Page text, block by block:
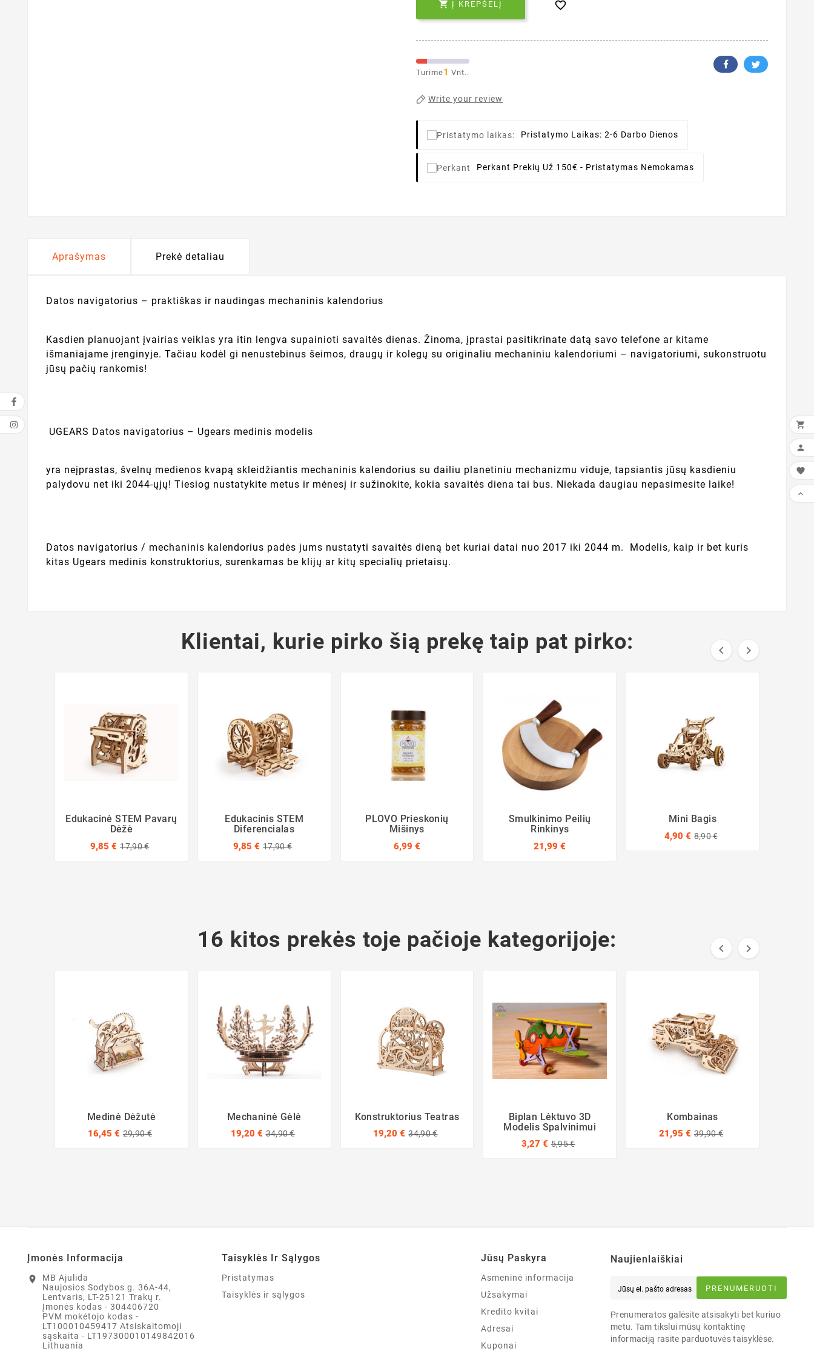
 Į KREPŠELĮ 
Turime1 Vnt..
Write your review
Pristatymo Laikas: 2-6 Darbo Dienos
Perkant Prekių Už 150€ - Pristatymas Nemokamas
Aprašymas Prekė detaliau
Datos navigatorius – praktiškas ir naudingas mechaninis kalendorius
Kasdien planuojant įvairias veiklas yra itin lengva supainioti savaitės dienas. Žinoma, įprastai pasitikrinate datą savo telefone ar kitame
išmaniajame įrenginyje. Tačiau kodėl gi nenustebinus šeimos, draugų ir kolegų su originaliu mechaniniu kalendoriumi – navigatoriumi, sukonstruotu
jūsų pačių rankomis!
UGEARS Datos navigatorius – Ugears medinis modelis
yra neįprastas, švelnų medienos kvapą skleidžiantis mechaninis kalendorius su dailiu planetiniu mechanizmu viduje, tapsiantis jūsų kasdieniu
palydovu net iki 2044-ųjų! Tiesiog nustatykite metus ir mėnesį ir sužinokite, kokia savaitės diena tai bus. Niekada daugiau nepasimesite laike!
Datos navigatorius / mechaninis kalendorius padės jums nustatyti savaitės dieną bet kuriai datai nuo 2017 iki 2044 m. Modelis, kaip ir bet kuris
kitas Ugears medinis konstruktorius, surenkamas be klijų ar kitų specialių prietaisų.
Klientai, kurie pirko šią prekę taip pat pirko:  
Edukacinė STEM Pavarų
Dėžė
9,85 € 17,90 €
Edukacinis STEM
Diferencialas
9,85 € 17,90 €
PLOVO Prieskonių
Mišinys
6,99 €
Smulkinimo Peilių
Rinkinys
21,99 €
Mini Bagis
4,90 € 8,90 €
16 kitos prekės toje pačioje kategorijoje:  
Medinė Dėžutė
16,45 € 29,90 €
Mechaninė Gėlė
19,20 € 34,90 €
Konstruktorius Teatras
19,20 € 34,90 €
Biplan Lėktuvo 3D
Modelis Spalvinimui
3,27 € 5,95 €
Kombainas
21,95 € 39,90 €
Įmonės Informacija
location_on
MB Ajulida
Naujosios Sodybos g. 36A-44,
Lentvaris, LT-25121 Trakų r.
Įmonės kodas - 304406720
PVM mokėtojo kodas -
LT100010459417 Atsiskaitomoji
sąskaita - LT197300010149842016
Lithuania
Taisyklės Ir Sąlygos
Pristatymas
Taisyklės ir sąlygos
Jūsų Paskyra
Asmeninė informacija
Užsakymai
Kredito kvitai
Adresai
Kuponai
Naujienlaiškiai
PRENUMERUOTI
Prenumeratos galėsite atsisakyti bet kuriuo
metu. Tam tikslui mūsų kontaktinę
informaciją rasite parduotuvės taisyklėse.



